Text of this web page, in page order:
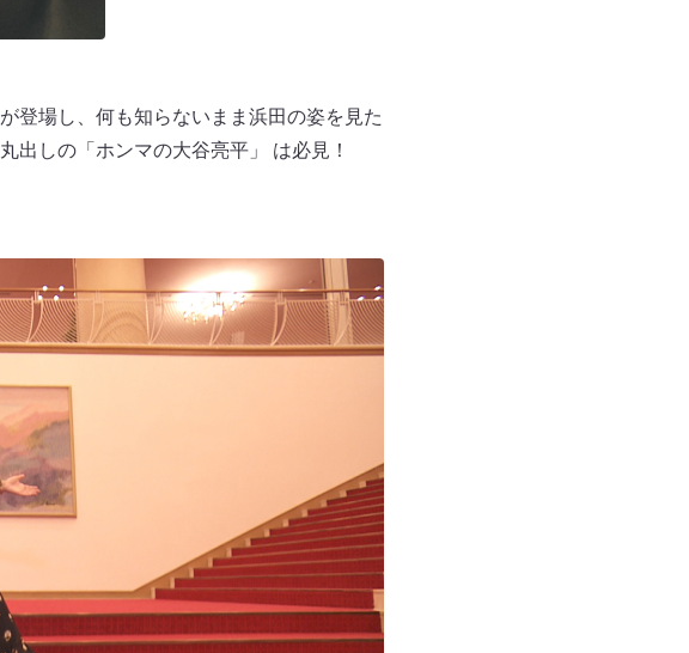
登場し、何も知らないまま浜田の姿を見た
しの「ホンマの大谷亮平」 は必見！